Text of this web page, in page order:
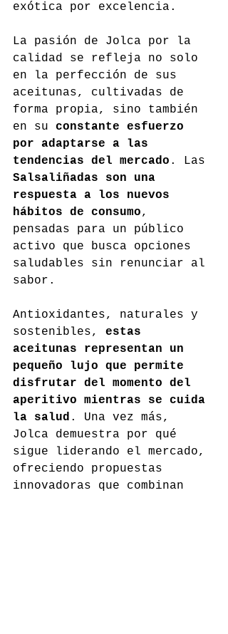
exótica por excelencia.
La pasión de Jolca por la
calidad se refleja no solo
en la perfección de sus
aceitunas, cultivadas de
forma propia, sino también
en su constante esfuerzo
por adaptarse a las
tendencias del mercado . Las
Salsaliñadas son una
respuesta a los nuevos
hábitos de consumo,
pensadas para un público
activo que busca opciones
saludables sin renunciar al
sabor.
Antioxidantes, naturales y
sostenibles, estas
aceitunas representan un
pequeño lujo que permite
disfrutar del momento del
aperitivo mientras se cuida
la salud . Una vez más,
Jolca demuestra por qué
sigue liderando el mercado,
ofreciendo propuestas
innovadoras que combinan